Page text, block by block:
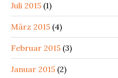
Juli 2015 (1)
März 2015 (4)
Februar 2015 (3)
Januar 2015 (2)